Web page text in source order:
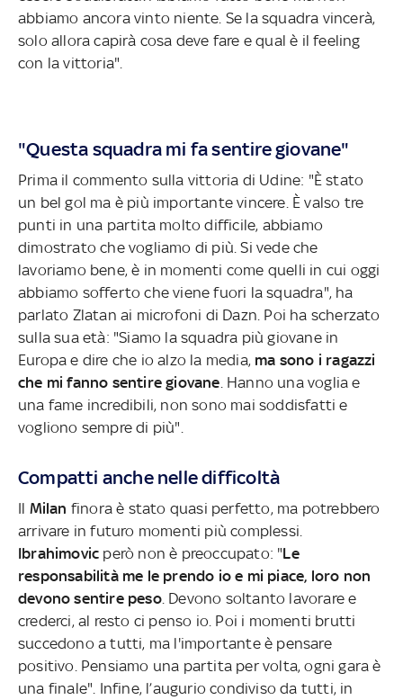
abbiamo ancora vinto niente. Se la squadra vincerà,
solo allora capirà cosa deve fare e qual è il feeling
con la vittoria".
"Questa squadra mi fa sentire giovane"
Prima il commento sulla vittoria di Udine: "È stato
un bel gol ma è più importante vincere. È valso tre
punti in una partita molto difficile, abbiamo
dimostrato che vogliamo di più. Si vede che
lavoriamo bene, è in momenti come quelli in cui oggi
abbiamo sofferto che viene fuori la squadra", ha
parlato Zlatan ai microfoni di Dazn. Poi ha scherzato
sulla sua età: "Siamo la squadra più giovane in
Europa e dire che io alzo la media, ma sono i ragazzi
che mi fanno sentire giovane . Hanno una voglia e
una fame incredibili, non sono mai soddisfatti e
vogliono sempre di più".
Compatti anche nelle difficoltà
Il Milan finora è stato quasi perfetto, ma potrebbero
arrivare in futuro momenti più complessi.
Ibrahimovic però non è preoccupato: "Le
responsabilità me le prendo io e mi piace, loro non
devono sentire peso. Devono soltanto lavorare e
crederci, al resto ci penso io. Poi i momenti brutti
succedono a tutti, ma l'importante è pensare
positivo. Pensiamo una partita per volta, ogni gara è
una finale". Infine, l’augurio condiviso da tutti, in